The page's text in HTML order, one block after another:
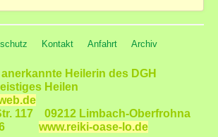
Kontakt Anfahrt Archiv
Heilerin des DGH
Heilen
117 09212 Limbach-Oberfrohna
www.reiki-oase-lo.de